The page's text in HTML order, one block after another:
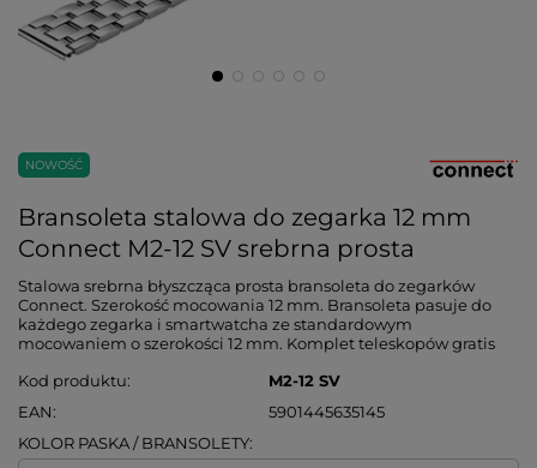
NOWOŚĆ
Bransoleta stalowa do zegarka 12 mm
Connect M2-12 SV srebrna prosta
Stalowa srebrna błyszcząca prosta bransoleta do zegarków
Connect. Szerokość mocowania 12 mm. Bransoleta pasuje do
każdego zegarka i smartwatcha ze standardowym
mocowaniem o szerokości 12 mm. Komplet teleskopów gratis
Kod produktu
M2-12 SV
EAN
5901445635145
KOLOR PASKA / BRANSOLETY